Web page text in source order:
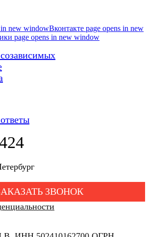
in new windowВконтакте page opens in new
page opens in new window
ЗВОНОК